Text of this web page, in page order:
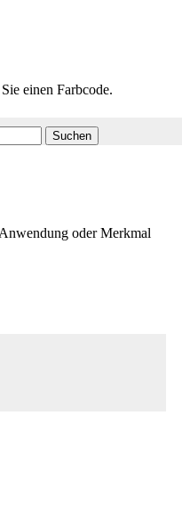
einen Farbcode.
Suchen
oder Merkmal